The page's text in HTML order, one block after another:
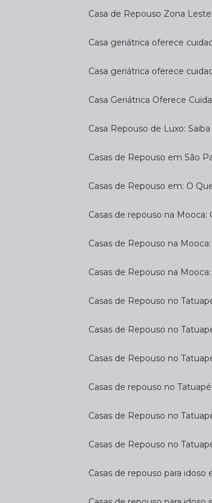
Casa de Repouso Zona
Casa geriátrica oferece
Casa geriátrica oferece
Casa Geriátrica Oferece
Casa Repouso de Luxo:
Casas de Repouso em São
Casas de Repouso em: O
Casas de repouso na
Casas de Repouso na
Casas de Repouso na
Casas de Repouso no
Casas de Repouso no
Casas de Repouso no
Casas de repouso no
Casas de Repouso no
Casas de Repouso no
Casas de repouso para